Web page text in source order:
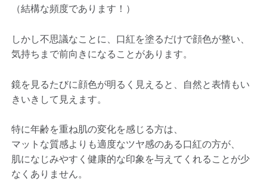
（結構な頻度であります！）
しかし不思議なことに、口紅を塗るだけで顔色が整い、
気持ちまで前向きになることがあります。
鏡を見るたびに顔色が明るく見えると、自然と表情もい
きいきして見えます。
特に年齢を重ね肌の変化を感じる方は、
マットな質感よりも適度なツヤ感のある口紅の方が、
肌になじみやすく健康的な印象を与えてくれることが少
なくありません。